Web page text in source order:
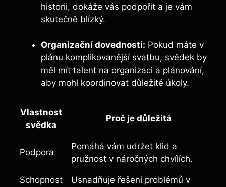
historii, dokáže vás podpořit a je vám
skutečně blízký.
Organizační dovednosti: Pokud máte v
plánu komplikovanější svatbu, svědek by
měl mít talent na organizaci a plánování,
aby mohl koordinovat důležité úkoly.
Vlastnost
svědka
Proč je důležitá
Podpora
Pomáhá vám udržet klid a
pružnost v náročných chvílích.
Schopnost
Usnadňuje řešení problémů v